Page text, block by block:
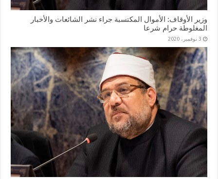
وزير الأوقاف: الأموال المكتسبة جراء نشر الشائعات والأخبار
المغلوطة حرام شرعا
3 نوفمبر، 2020